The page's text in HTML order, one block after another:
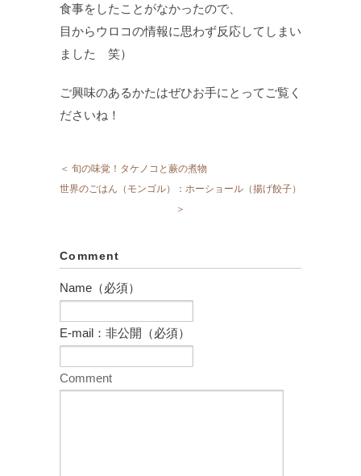
食事をしたことがなかったので、
目からウロコの情報に思わず反応してしまい
ました 笑）
ご興味のあるかたはぜひお手にとってご覧く
ださいね！
＜ 旬の味覚！タケノコと蕨の煮物
世界のごはん（モンゴル）：ホーショール（揚げ餃子）
＞
Comment
Name（必須）
E-mail：非公開（必須）
Comment